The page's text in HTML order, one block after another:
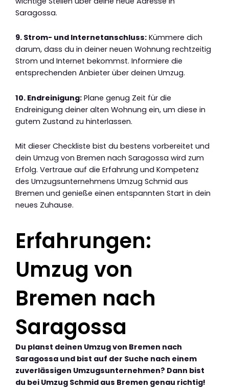
Saragossa.
9. Strom- und Internetanschluss: Kümmere dich
darum, dass du in deiner neuen Wohnung rechtzeitig
Strom und Internet bekommst. Informiere die
entsprechenden Anbieter über deinen Umzug.
10. Endreinigung: Plane genug Zeit für die
Endreinigung deiner alten Wohnung ein, um diese in
gutem Zustand zu hinterlassen.
Mit dieser Checkliste bist du bestens vorbereitet und
dein Umzug von Bremen nach Saragossa wird zum
Erfolg. Vertraue auf die Erfahrung und Kompetenz
des Umzugsunternehmens Umzug Schmid aus
Bremen und genieße einen entspannten Start in dein
neues Zuhause.
Erfahrungen:
Umzug von
Bremen nach
Saragossa
Du planst deinen Umzug von Bremen nach
Saragossa und bist auf der Suche nach einem
zuverlässigen Umzugsunternehmen? Dann bist
du bei Umzug Schmid aus Bremen genau richtig!